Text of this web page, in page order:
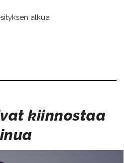
alkua
kiinnostaa